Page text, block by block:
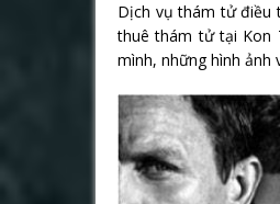
Dịch vụ thám tử điều
thuê thám tử tại Kon
mình, những hình ảnh